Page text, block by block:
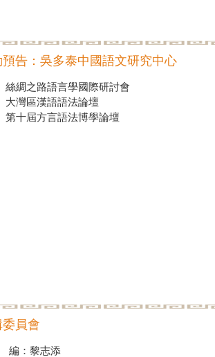
預告：吳多泰中國語文研究中心
絲綢之路語言學國際研討會
大灣區漢語語法論壇
第十屆方言語法博學論壇
員會
：黎志添